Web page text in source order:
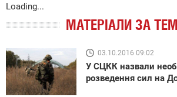
Loading...
МАТЕРІАЛИ ЗА
03.10.2016 09:02
У СЦКК назвали
розведення сил на